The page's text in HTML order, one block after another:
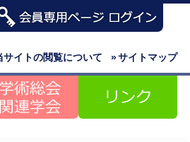
»サイトマップ
サイトの閲覧について